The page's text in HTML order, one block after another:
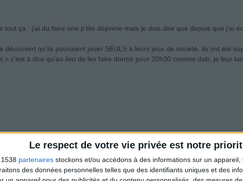
Le respect de votre vie privée est notre
partenaires stockons et/ou accédons à des informations sur un appareil,
des données personnelles telles que des identifiants uniques et des
ça : j'ai du faire une p'tite déprime mais je dois dire que depuis que j'ai
découvert qu'ils pouvaient jouer SEULS à leurs jeux de société. ils ont été
= c'est à dire qu'au lieu de les faire dormir pour 20h30 comme dab, je leur